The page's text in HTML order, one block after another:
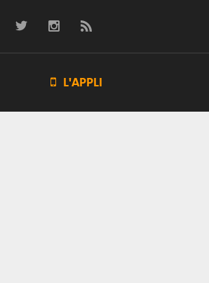
 L'APPLI